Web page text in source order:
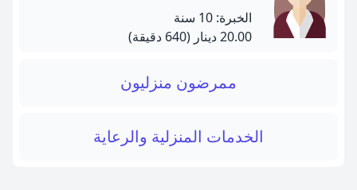
الخبرة: 10 سنة
20.00 دينار
(640 دقيقة)
ممرضون منزليون
الخدمات المنزلية والرعاية